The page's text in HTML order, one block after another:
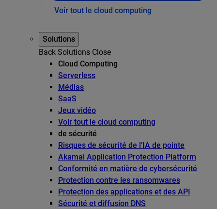
Voir tout le cloud computing
Solutions
Back Solutions Close
Cloud Computing
Serverless
Médias
SaaS
Jeux vidéo
Voir tout le cloud computing
de sécurité
Risques de sécurité de l’IA de pointe
Akamai Application Protection Platform
Conformité en matière de cybersécurité
Protection contre les ransomwares
Protection des applications et des API
Sécurité et diffusion DNS